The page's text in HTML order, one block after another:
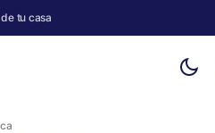
tu casa